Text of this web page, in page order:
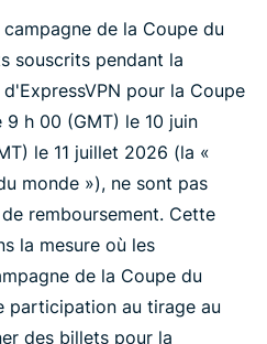
de la Coupe du
souscrits pendant la
pour la Coupe
h 00 (GMT) le 10 juin
le 11 juillet 2026 (la «
monde »), ne sont pas
remboursement. Cette
la mesure où les
de la Coupe du
participation au tirage au
des billets pour la